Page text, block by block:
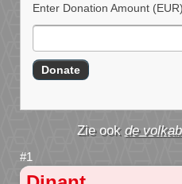
Enter Donation Amount (EUR)
de